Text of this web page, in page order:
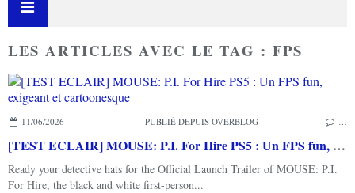
LES ARTICLES AVEC LE TAG : FPS
11/06/2026 PUBLIÉ DEPUIS OVERBLOG
[TEST ECLAIR] MOUSE: P.I. For Hire PS5 : Un FPS fun, exigeant et cartoonesque
Ready your detective hats for the Official Launch Trailer of MOUSE: P.I.
For Hire, the black and white first-person...